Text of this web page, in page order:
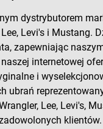
dystrybutorem
Levi's i Mustang.
zapewniając
internetowej
i
ubrań
Lee, Levi's,
klientów.